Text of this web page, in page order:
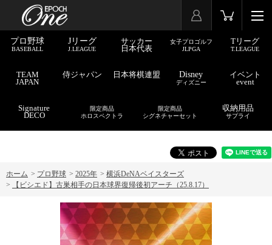
プロ野球
BASEBALL
Jリーグ
J.LEAGUE
サッカー
日本代表
女子プロゴルフ
JLPGA
Tリーグ
T.LEAGUE
TEAM
JAPAN
侍ジャパン 日本将棋連盟 Disney
ディズニー
イベント
event
Signature
DECO
限定商品
ホロスペクトラ
限定商品
シグネチャーセット
収納用品
サプライ
ホーム > プロ野球 > 2025年 > 横浜DeNAベイスターズ
>
【ビシエド】古巣相手の日本球界復帰後初アーチ（25.8.17）